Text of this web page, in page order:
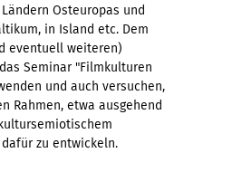
Osteuropas und
in Island etc. Dem
eventuell weiteren)
Seminar "Filmkulturen
und auch versuchen,
Rahmen, etwa ausgehend
zu entwickeln.